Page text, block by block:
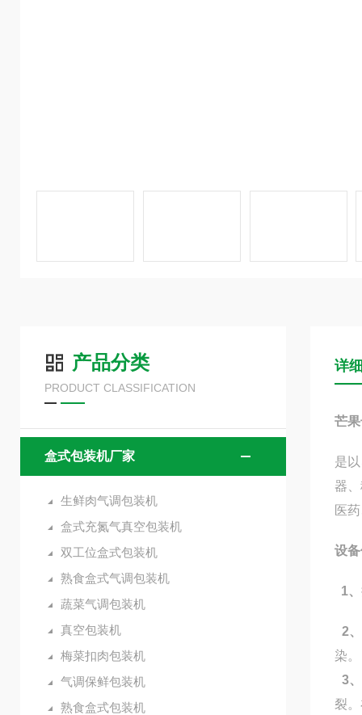
产品分类
PRODUCT CLASSIFICATION
盒式包装机厂家
生鲜肉气调包装机
盒式充氮气真空包装机
双工位盒式包装机
熟食盒式气调包装机
蔬菜气调包装机
真空包装机
梅菜扣肉包装机
气调保鲜包装机
熟食盒式包装机
详
芒
是
器
医
设
1、
2、
染。
3、
裂